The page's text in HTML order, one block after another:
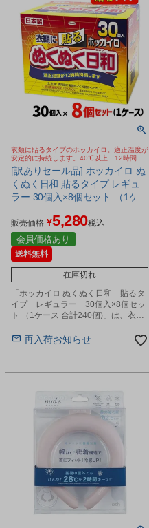
衣類に貼るタイプのホッカイロ。適正温度が
安定的に持続します。40℃以上 12時間
[訳ありセール品] ホッカイロ ぬ
くぬく日和 貼るタイプ レギュ
ラー 30個入×8個セット （1ケー
限2027年4月30日まで [平均
53℃/12時間持続]
販売価格 ¥5,280税込
会員価格あり
送料無料
在庫切れ
「ホッカイロ ぬくぬく日和 貼るタ
イプ レギュラー 30個入×8個セッ
ト （1ケース 合計240個)」は、衣類
再入荷お知らせ